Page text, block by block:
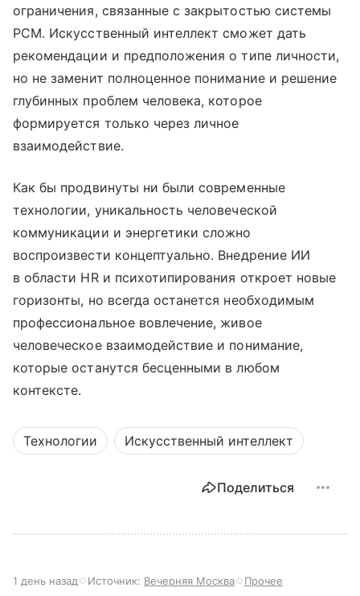
ограничения, связанные с закрытостью системы
PCM. Искусственный интеллект сможет дать
рекомендации и предположения о типе личности,
но не заменит полноценное понимание и решение
глубинных проблем человека, которое
формируется только через личное
взаимодействие.
Как бы продвинуты ни были современные
технологии, уникальность человеческой
коммуникации и энергетики сложно
воспроизвести концептуально. Внедрение ИИ
в области HR и психотипирования откроет новые
горизонты, но всегда останется необходимым
профессиональное вовлечение, живое
человеческое взаимодействие и понимание,
которые останутся бесценными в любом
контексте.
Технологии Искусственный интеллект
Поделиться
1 день назад Источник: Вечерняя Москва Прочее